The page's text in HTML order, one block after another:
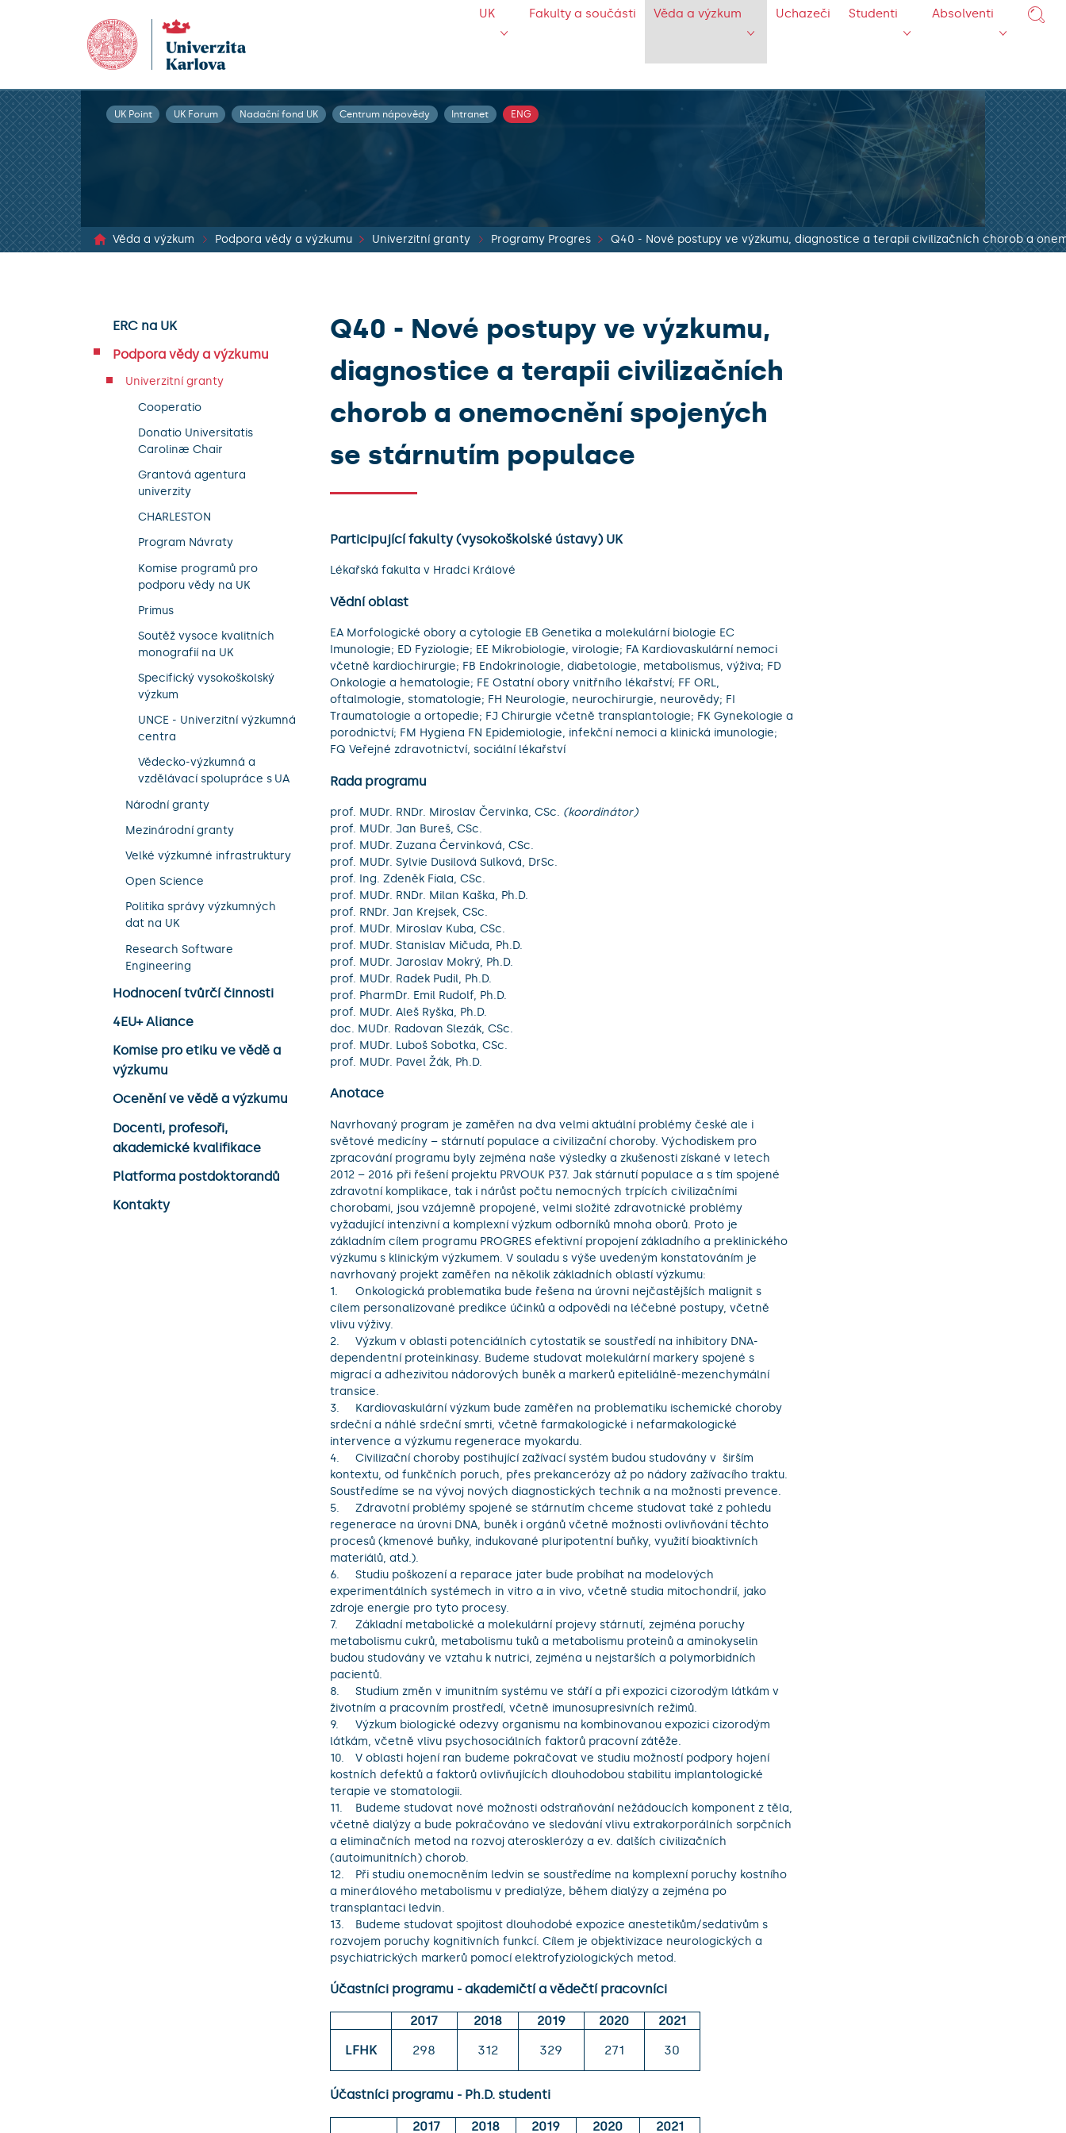
UK Fakulty a součásti Věda a výzkum Uchazeči Studenti Absolventi
UK Point UK Forum Nadační fond UK Centrum nápovědy Intranet ENG
Věda a výzkum Podpora vědy a výzkumu Univerzitní granty Programy Progres Q40 - Nové postupy ve výzkumu, diagnostice a terapii civilizačních chorob a
ERC na UK
Podpora vědy a výzkumu
Univerzitní granty
Cooperatio
Donatio Universitatis
Carolinæ Chair
Grantová agentura
univerzity
CHARLESTON
Program Návraty
Komise programů pro
podporu vědy na UK
Primus
Soutěž vysoce kvalitních
monografií na UK
Specifický vysokoškolský
výzkum
UNCE - Univerzitní výzkumná
centra
Vědecko-výzkumná a
vzdělávací spolupráce s UA
Národní granty
Mezinárodní granty
Velké výzkumné infrastruktury
Open Science
Politika správy výzkumných
dat na UK
Research Software
Engineering
Hodnocení tvůrčí činnosti
4EU+ Aliance
Komise pro etiku ve vědě a
výzkumu
Ocenění ve vědě a výzkumu
Docenti, profesoři,
akademické kvalifikace
Platforma postdoktorandů
Kontakty
Q40 - Nové postupy ve výzkumu,
diagnostice a terapii civilizačních
chorob a onemocnění spojených
se stárnutím populace
Participující fakulty (vysokoškolské ústavy) UK
Lékařská fakulta v Hradci Králové
Vědní oblast
EA Morfologické obory a cytologie EB Genetika a molekulární biologie EC
Imunologie; ED Fyziologie; EE Mikrobiologie, virologie; FA Kardiovaskulární nemoci
včetně kardiochirurgie; FB Endokrinologie, diabetologie, metabolismus, výživa; FD
Onkologie a hematologie; FE Ostatní obory vnitřního lékařství; FF ORL,
oftalmologie, stomatologie; FH Neurologie, neurochirurgie, neurovědy; FI
Traumatologie a ortopedie; FJ Chirurgie včetně transplantologie; FK Gynekologie a
porodnictví; FM Hygiena FN Epidemiologie, infekční nemoci a klinická imunologie;
FQ Veřejné zdravotnictví, sociální lékařství
Rada programu
prof. MUDr. RNDr. Miroslav Červinka, CSc. (koordinátor)
prof. MUDr. Jan Bureš, CSc.
prof. MUDr. Zuzana Červinková, CSc.
prof. MUDr. Sylvie Dusilová Sulková, DrSc.
prof. Ing. Zdeněk Fiala, CSc.
prof. MUDr. RNDr. Milan Kaška, Ph.D.
prof. RNDr. Jan Krejsek, CSc.
prof. MUDr. Miroslav Kuba, CSc.
prof. MUDr. Stanislav Mičuda, Ph.D.
prof. MUDr. Jaroslav Mokrý, Ph.D.
prof. MUDr. Radek Pudil, Ph.D.
prof. PharmDr. Emil Rudolf, Ph.D.
prof. MUDr. Aleš Ryška, Ph.D.
doc. MUDr. Radovan Slezák, CSc.
prof. MUDr. Luboš Sobotka, CSc.
prof. MUDr. Pavel Žák, Ph.D.
Anotace
Navrhovaný program je zaměřen na dva velmi aktuální problémy české ale i
světové medicíny – stárnutí populace a civilizační choroby. Východiskem pro
zpracování programu byly zejména naše výsledky a zkušenosti získané v letech
2012 – 2016 při řešení projektu PRVOUK P37. Jak stárnutí populace a s tím spojené
zdravotní komplikace, tak i nárůst počtu nemocných trpících civilizačními
chorobami, jsou vzájemně propojené, velmi složité zdravotnické problémy
vyžadující intenzivní a komplexní výzkum odborníků mnoha oborů. Proto je
základním cílem programu PROGRES efektivní propojení základního a preklinického
výzkumu s klinickým výzkumem. V souladu s výše uvedeným konstatováním je
navrhovaný projekt zaměřen na několik základních oblastí výzkumu:
1.	Onkologická problematika bude řešena na úrovni nejčastějších malignit s
cílem personalizované predikce účinků a odpovědi na léčebné postupy, včetně
vlivu výživy.
2.	Výzkum v oblasti potenciálních cytostatik se soustředí na inhibitory DNA-
dependentní proteinkinasy. Budeme studovat molekulární markery spojené s
migrací a adhezivitou nádorových buněk a markerů epiteliálně-mezenchymální
transice.
3.	Kardiovaskulární výzkum bude zaměřen na problematiku ischemické choroby
srdeční a náhlé srdeční smrti, včetně farmakologické i nefarmakologické
intervence a výzkumu regenerace myokardu.
4.	Civilizační choroby postihující zažívací systém budou studovány v  širším
kontextu, od funkčních poruch, přes prekancerózy až po nádory zažívacího traktu.
Soustředíme se na vývoj nových diagnostických technik a na možnosti prevence.
5.	Zdravotní problémy spojené se stárnutím chceme studovat také z pohledu
regenerace na úrovni DNA, buněk i orgánů včetně možnosti ovlivňování těchto
procesů (kmenové buňky, indukované pluripotentní buňky, využití bioaktivních
materiálů, atd.).
6.	Studiu poškození a reparace jater bude probíhat na modelových
experimentálních systémech in vitro a in vivo, včetně studia mitochondrií, jako
zdroje energie pro tyto procesy.
7.	Základní metabolické a molekulární projevy stárnutí, zejména poruchy
metabolismu cukrů, metabolismu tuků a metabolismu proteinů a aminokyselin
budou studovány ve vztahu k nutrici, zejména u nejstarších a polymorbidních
pacientů.
8.	Studium změn v imunitním systému ve stáří a při expozici cizorodým látkám v
životním a pracovním prostředí, včetně imunosupresivních režimů.
9.	Výzkum biologické odezvy organismu na kombinovanou expozici cizorodým
látkám, včetně vlivu psychosociálních faktorů pracovní zátěže.
10.	V oblasti hojení ran budeme pokračovat ve studiu možností podpory hojení
kostních defektů a faktorů ovlivňujících dlouhodobou stabilitu implantologické
terapie ve stomatologii.
11.	Budeme studovat nové možnosti odstraňování nežádoucích komponent z těla,
včetně dialýzy a bude pokračováno ve sledování vlivu extrakorporálních sorpčních
a eliminačních metod na rozvoj aterosklerózy a ev. dalších civilizačních
(autoimunitních) chorob.
12.	Při studiu onemocněním ledvin se soustředíme na komplexní poruchy kostního
a minerálového metabolismu v predialýze, během dialýzy a zejména po
transplantaci ledvin.
13.	Budeme studovat spojitost dlouhodobé expozice anestetikům/sedativům s
rozvojem poruchy kognitivních funkcí. Cílem je objektivizace neurologických a
psychiatrických markerů pomocí elektrofyziologických metod.
Účastníci programu - akademičtí a vědečtí pracovníci
2017 2018 2019 2020
2021
LFHK
298 312 329 271 30
Účastníci programu - Ph.D. studenti
2017 2018 2019 2020 2021